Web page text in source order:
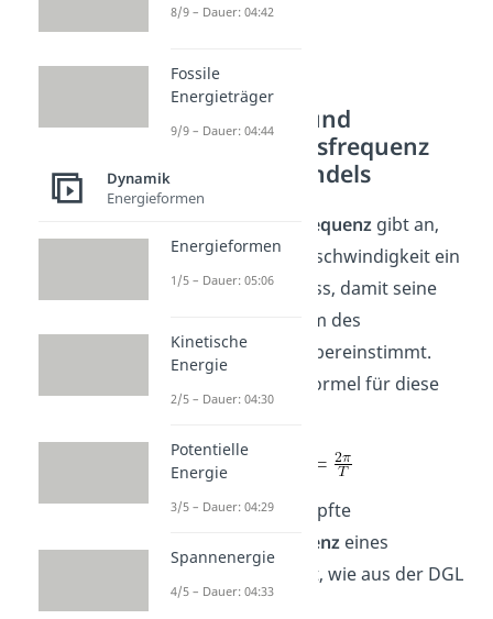
Eigenkreis- und
Schwingungsfrequenz
des Federpendels
Eigenkreisfrequenzgibt an,
welche Winkelgeschwindigkeit ein
Punkt haben muss, damit seine
Frequenz mit dem des
Pendelkörpers übereinstimmt.
Die allgemeine Formel für diese
Für die ungedämpfte
Eigenkreisfrequenzeines
Federpendels gilt, wie aus der DGL
abgeleitet:
8/9 – Dauer: 04:42
Fossile
Energieträger
9/9 – Dauer: 04:44
Dynamik
Energieformen
Energieformen
1/5 – Dauer: 05:06
Kinetische
Energie
2/5 – Dauer: 04:30
Potentielle
Energie
3/5 – Dauer: 04:29
Spannenergie
4/5 – Dauer: 04:33